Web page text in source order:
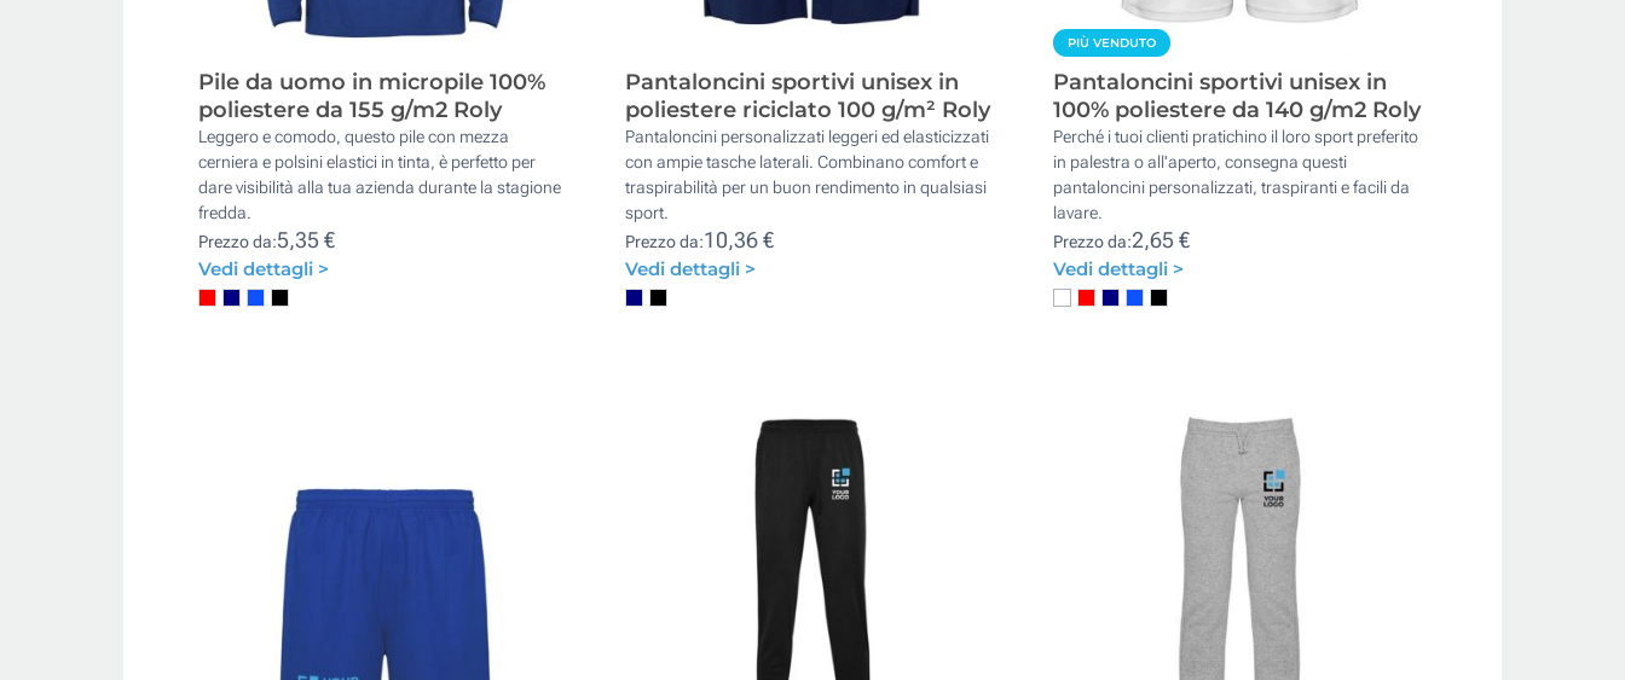
Pile da uomo in micropile 100%
poliestere da 155 g/m2 Roly
Leggero e comodo, questo pile con mezza
cerniera e polsini elastici in tinta, è perfetto per
dare visibilità alla tua azienda durante la stagione
fredda.
Prezzo da:5,35 €
Vedi dettagli >
Pantaloncini sportivi unisex in
poliestere riciclato 100 g/m² Roly
Pantaloncini personalizzati leggeri ed elasticizzati
con ampie tasche laterali. Combinano comfort e
traspirabilità per un buon rendimento in qualsiasi
sport.
Prezzo da:10,36 €
Vedi dettagli >
PIÙ VENDUTO
Pantaloncini sportivi unisex in
100% poliestere da 140 g/m2 Roly
Perché i tuoi clienti pratichino il loro sport preferito
in palestra o all'aperto, consegna questi
pantaloncini personalizzati, traspiranti e facili da
lavare.
Prezzo da:2,65 €
Vedi dettagli >